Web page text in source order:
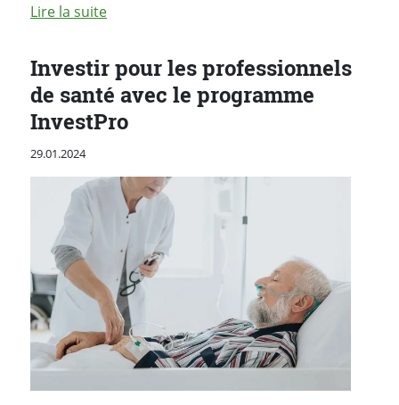
Lire la suitede l'article "Journée vaudoise des
Investir pour les professionnels
de santé avec le programme
InvestPro
Publié le
29.01.2024